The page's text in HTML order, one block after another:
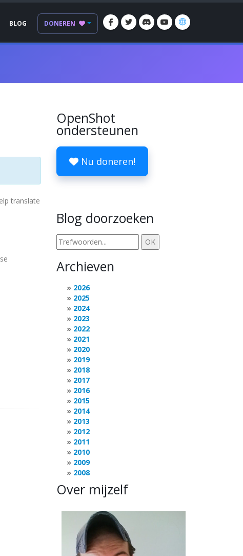
BLOG DONEREN
translate
OpenShot
ondersteunen
Nu doneren!
Blog doorzoeken
Archieven
2026
2025
2024
2023
2022
2021
2020
2019
2018
2017
2016
2015
2014
2013
2012
2011
2010
2009
2008
Over mijzelf